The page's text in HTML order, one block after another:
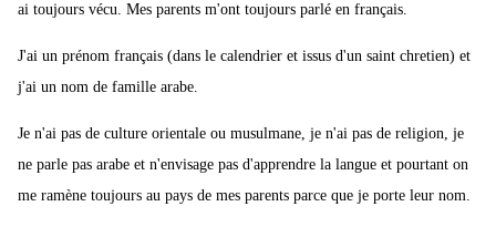
ai toujours vécu. Mes parents m'ont toujours parlé en français.
J'ai un prénom français (dans le calendrier et issus d'un saint chretien) et
j'ai un nom de famille arabe.
Je n'ai pas de culture orientale ou musulmane, je n'ai pas de religion, je
ne parle pas arabe et n'envisage pas d'apprendre la langue et pourtant on
me ramène toujours au pays de mes parents parce que je porte leur nom.